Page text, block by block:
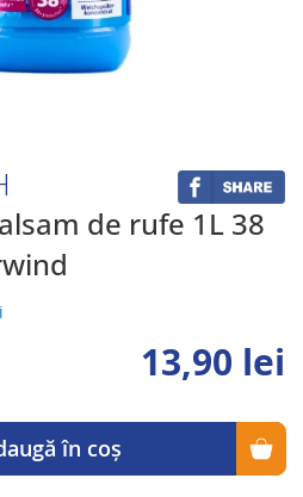
de rufe 1L 38
13,90 lei
în coș